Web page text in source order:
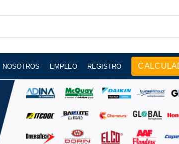
NOSOTROS EMPLEO REGISTRO